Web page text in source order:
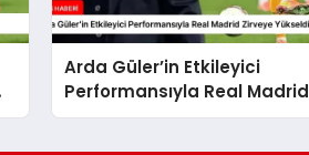
Arda Güler’in Etkileyici
Performansıyla Real Madrid
Zirveye Yükseldi